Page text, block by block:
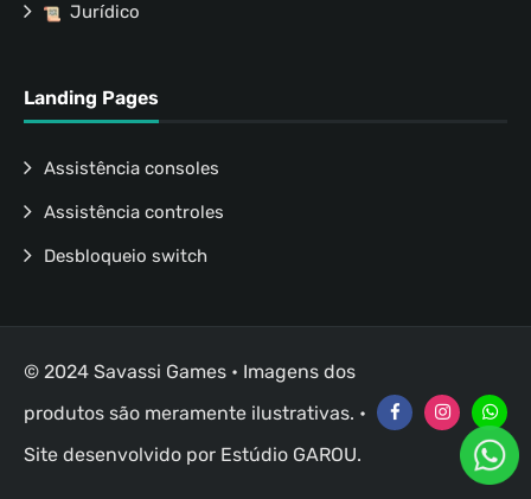
Jurídico
Landing Pages
Assistência consoles
Assistência controles
Desbloqueio switch
© 2024 Savassi Games • Imagens dos
produtos são meramente ilustrativas. •
Site desenvolvido por Estúdio GAROU.